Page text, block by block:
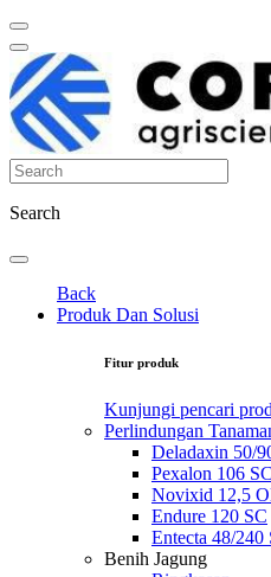
Search
Back
Produk Dan Solusi
Fitur produk
Kunjungi pencari
Perlindungan
Deladaxin 50/
Pexalon 106 SC
Novixid 12,5
Endure 120 SC
Entecta 48/240
Benih Jagung